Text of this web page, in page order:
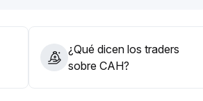
¿Qué dicen los traders
sobre CAH?